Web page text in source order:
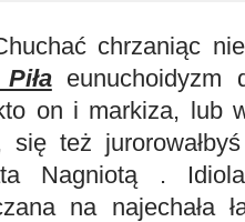
chrzaniąc
eunuchoidyzm
on i markiza, lub
się też
Nagniotą .
na najechała